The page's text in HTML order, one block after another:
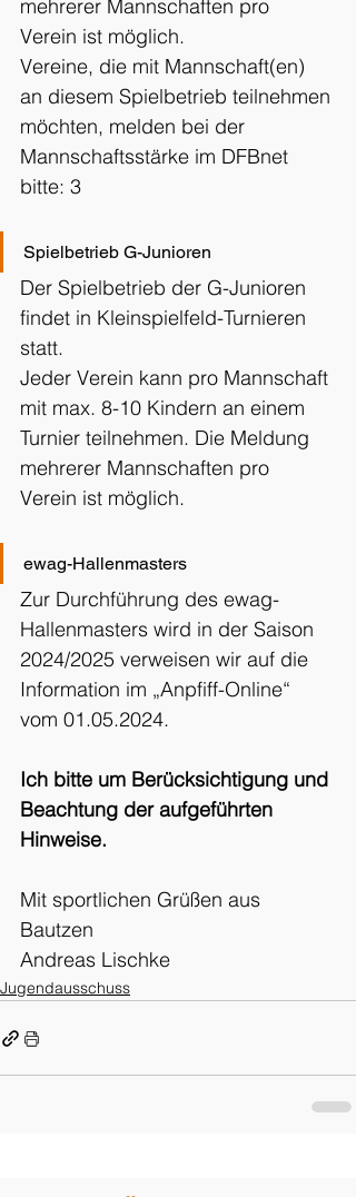
mehrerer Mannschaften pro
Verein ist möglich.
Vereine, die mit Mannschaft(en)
an diesem Spielbetrieb teilnehmen
möchten, melden bei der
Mannschaftsstärke im DFBnet
bitte: 3
Spielbetrieb G-Junioren
Der Spielbetrieb der G-Junioren
findet in Kleinspielfeld-Turnieren
statt.
Jeder Verein kann pro Mannschaft
mit max. 8-10 Kindern an einem
Turnier teilnehmen. Die Meldung
mehrerer Mannschaften pro
Verein ist möglich.
ewag-Hallenmasters
Zur Durchführung des ewag-
Hallenmasters wird in der Saison
2024/2025 verweisen wir auf die
Information im „Anpfiff-Online“
vom 01.05.2024.
Ich bitte um Berücksichtigung und
Beachtung der aufgeführten
Hinweise.
Mit sportlichen Grüßen aus
Bautzen
Andreas Lischke
Jugendausschuss